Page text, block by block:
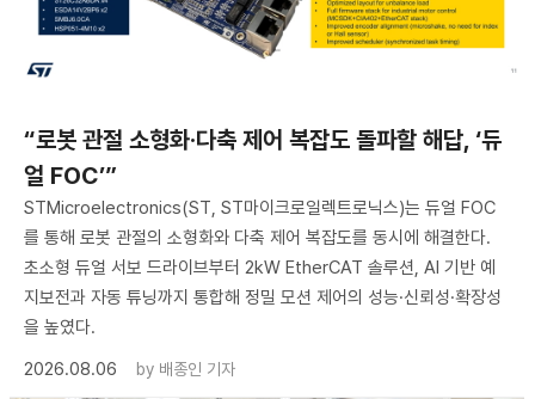
“로봇 관절 소형화·다축 제어 복잡도 돌파할 해답, ‘듀
얼 FOC’”
STMicroelectronics(ST, ST마이크로일렉트로닉스)는 듀얼 FOC
를 통해 로봇 관절의 소형화와 다축 제어 복잡도를 동시에 해결한다.
초소형 듀얼 서보 드라이브부터 2kW EtherCAT 솔루션, AI 기반 예
지보전과 자동 튜닝까지 통합해 정밀 모션 제어의 성능·신뢰성·확장성
을 높였다.
2026.08.06
by 배종인 기자